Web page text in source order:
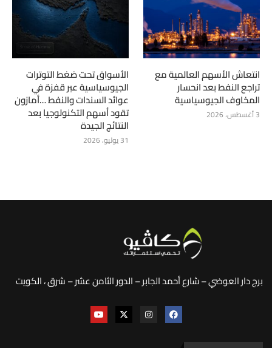
انتعاش الأسهم العالمية مع
تراجع النفط بعد انحسار
المخاوف الجيوسياسية
3 أغسطس، 2026
الأسواق تحت ضغط التوترات
الجيوسياسية عبر قفزة في
عوائد السندات والنفط …أمازون
تقود أسهم التكنولوجيا بعد
النتائج الجيدة
31 يوليو، 2026
برج دار العوضي – شارع أحمد الجابر – الدور الثامن عشر – شرق ، الكويت